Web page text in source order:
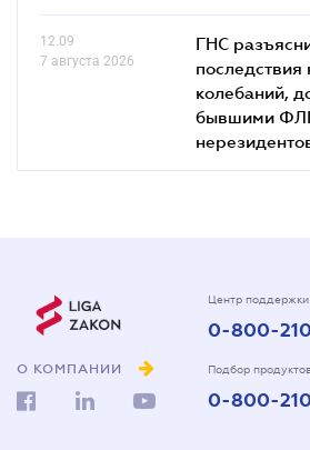
12.09
7 августа 2026
ГНС
последствия
колебаний,
бывшими
О КОМПАНИИ
Центр поддержки
0-800-
Подбор
0-800-